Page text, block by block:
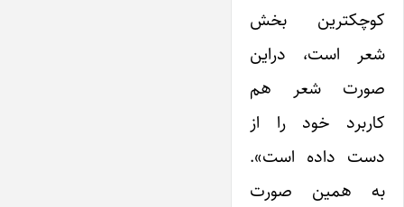
کوچکترین بخش
شعر است، در‌این
صورت شعر هم
کاربرد خود را از
دست داده است».
به همین صورت